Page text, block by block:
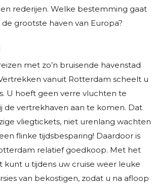
rederijen. Welke bestemming gaat
grootste haven van Europa?
met zo’n bruisende havenstad
vanuit Rotterdam scheelt u
U hoeft geen verre vluchten te
de vertrekhaven aan te komen. Dat
vliegtickets, niet urenlang wachten
flinke tijdsbesparing! Daardoor is
relatief goedkoop. Met het
kunt u tijdens uw cruise weer leuke
van bekostigen, zodat u na afloop